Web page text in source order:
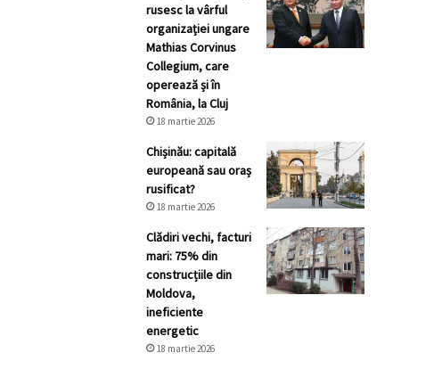
rusesc la vârful
organizației ungare
Mathias Corvinus
Collegium, care
operează și în
România, la Cluj
18 martie 2026
Chișinău: capitală
europeană sau oraș
rusificat?
18 martie 2026
Clădiri vechi, facturi
mari: 75% din
construcțiile din
Moldova,
ineficiente
energetic
18 martie 2026